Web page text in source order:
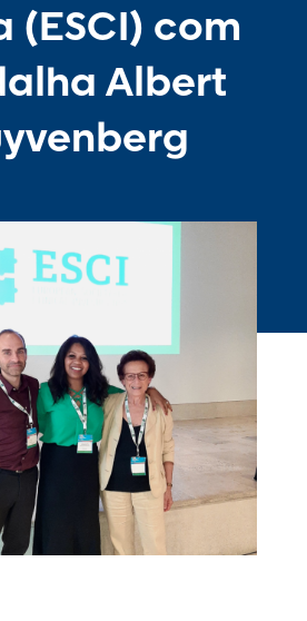
(ESCI) com
Albert